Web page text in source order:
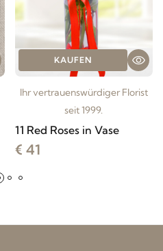
KAUFEN
Ihr vertrauenswürdiger Florist
seit 1999.
11 Red Roses in Vase
€ 41